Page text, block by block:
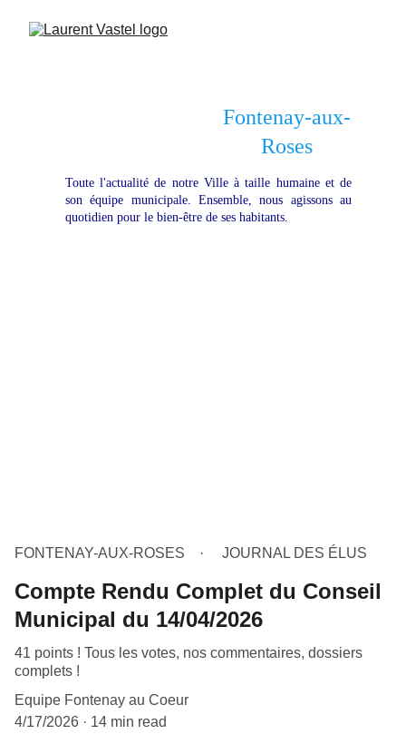
Fontenay-aux-
Roses
Toute l'actualité de notre Ville à taille humaine et de
son équipe municipale. Ensemble, nous agissons au
quotidien pour le bien-être de ses habitants.
FONTENAY-AUX-ROSES JOURNAL DES ÉLUS
Compte Rendu Complet du Conseil
Municipal du 14/04/2026
41 points ! Tous les votes, nos commentaires, dossiers
complets !
Equipe Fontenay au Coeur
4/17/2026
14 min read